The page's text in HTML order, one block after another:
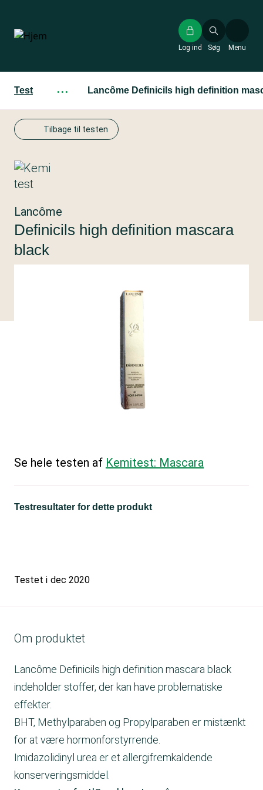
hovedindhold
Søg
Log ind Menu
Test ··· Lancôme Definicils high definition
Tilbage til testen
Lancôme
Definicils high definition mascara
black
Se hele testen af Kemitest: Mascara
Testresultater for dette produkt
Testet i dec 2020
Om produktet
Lancôme Definicils high definition mascara black
indeholder stoffer, der kan have problematiske
effekter.
BHT, Methylparaben og Propylparaben er mistænkt
for at være hormonforstyrrende.
Imidazolidinyl urea er et allergifremkaldende
konserveringsmiddel.